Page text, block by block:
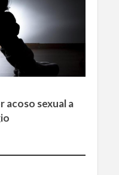
acoso sexual a